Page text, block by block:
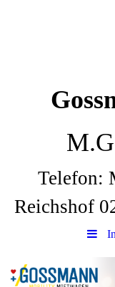
Telefon:
Reichshof